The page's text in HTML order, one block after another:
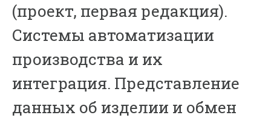
(проект, первая редакция).
Системы автоматизации
производства и их
интеграция. Представление
данных об изделии и обмен